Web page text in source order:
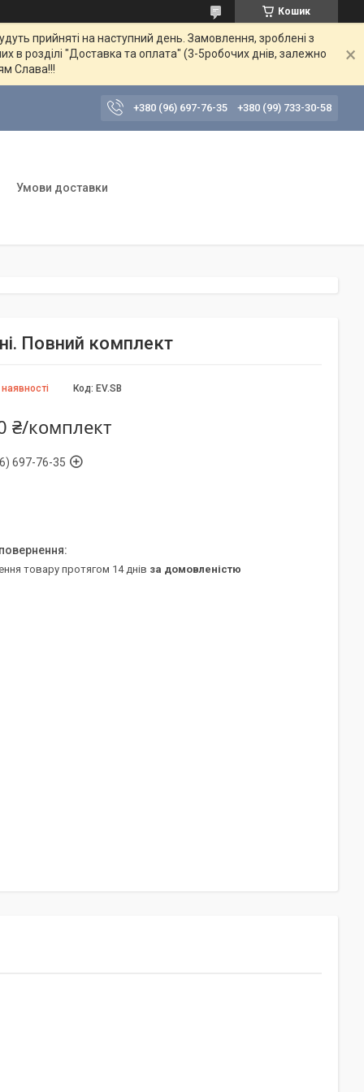
Кошик
прийняті на наступний день. Замовлення, зроблені з
в розділі "Доставка та оплата" (3-5робочих днів, залежно
Слава!!!
+380 (96) 697-76-35 +380 (99) 733-30-58
Умови доставки
Повний комплект
Код: EV.SB
₴/комплект
697-76-35
товару протягом 14 днів за домовленістю